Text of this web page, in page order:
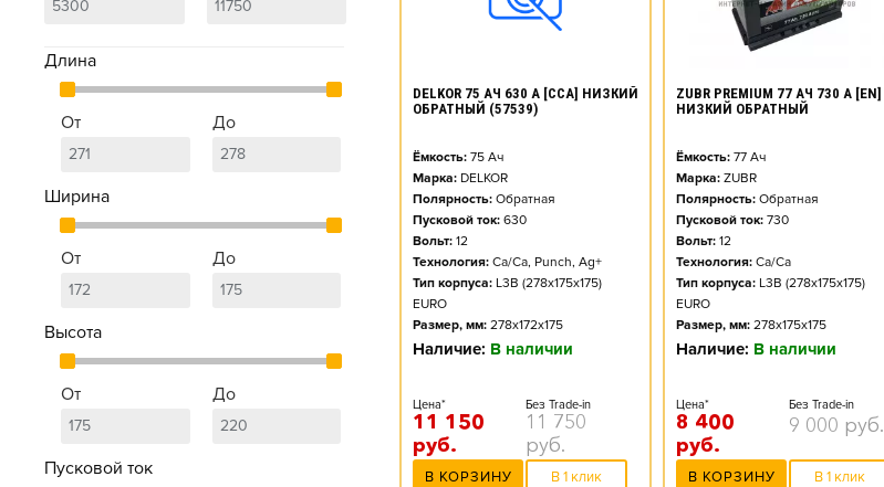
Длина
От До
Ширина
От До
Высота
От До
Пусковой ток
DELKOR 75 АЧ 630 А [CCA] НИЗКИЙ
ОБРАТНЫЙ (57539)
Ёмкость: 75 Ач
Марка: DELKOR
Полярность: Обратная
Пусковой ток: 630
Вольт: 12
Технология: Ca/Ca, Punch, Ag+
Тип корпуса: L3B (278x175x175)
EURO
Размер, мм: 278x172x175
Наличие: В наличии
Цена*
11 150
руб.
Без Trade-in
11 750
руб.
В КОРЗИНУ В 1 клик
ZUBR PREMIUM 77 АЧ 730 А [EN]
НИЗКИЙ ОБРАТНЫЙ
Ёмкость: 77 Ач
Марка: ZUBR
Полярность: Обратная
Пусковой ток: 730
Вольт: 12
Технология: Ca/Ca
Тип корпуса: L3B (278x175x175)
EURO
Размер, мм: 278x175x175
Наличие: В наличии
Цена*
8 400
руб.
Без Trade-in
9 000 руб.
В КОРЗИНУ В 1 клик